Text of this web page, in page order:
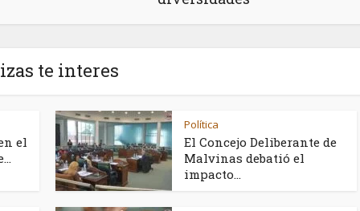
te interes
el
Política
El Concejo Deliberante de
Malvinas debatió el
impacto...